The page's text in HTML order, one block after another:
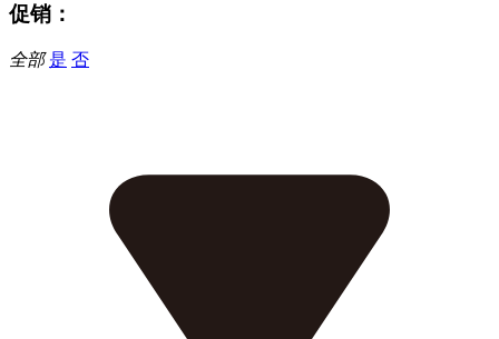
促销：
全部 是 否